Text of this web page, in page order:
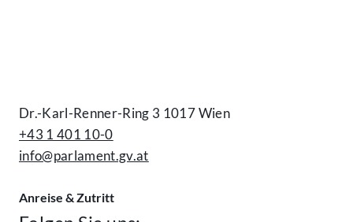
Dr.-Karl-Renner-Ring 3 1017 Wien
+43 1 401 10-0
info@parlament.gv.at
Anreise & Zutritt